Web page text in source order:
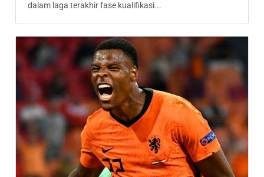
dalam laga terakhir fase kualifikasi...